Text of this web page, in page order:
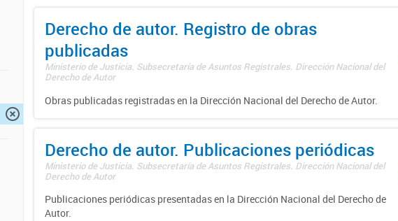
Derecho de autor. Registro de obras
publicadas
Ministerio de Justicia. Subsecretaría de Asuntos Registrales. Dirección Nacional del
Derecho de Autor
Obras publicadas registradas en la Dirección Nacional del Derecho de Autor.
Derecho de autor. Publicaciones periódicas
Ministerio de Justicia. Subsecretaría de Asuntos Registrales. Dirección Nacional del
Derecho de Autor
Publicaciones periódicas presentadas en la Dirección Nacional del Derecho de
Autor.